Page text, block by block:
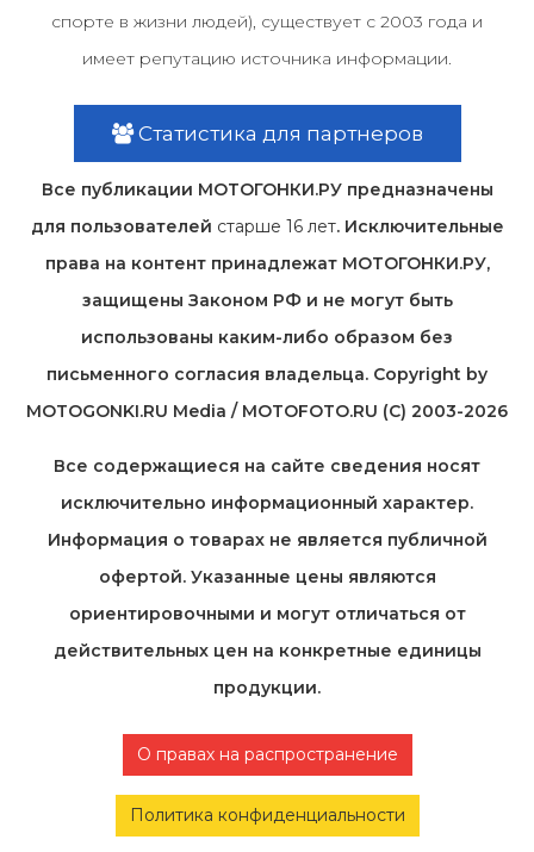
спорте в жизни людей), существует с 2003 года и
имеет репутацию источника информации.
Статистика для партнеров
Все публикации МОТОГОНКИ.РУ предназначены
для пользователей старше 16 лет. Исключительные
права на контент принадлежат МОТОГОНКИ.РУ,
защищены Законом РФ и не могут быть
использованы каким-либо образом без
письменного согласия владельца. Copyright by
MOTOGONKI.RU Media / MOTOFOTO.RU (C) 2003-2026
Все содержащиеся на cайте сведения носят
исключительно информационный характер.
Информация о товарах не является публичной
офертой. Указанные цены являются
ориентировочными и могут отличаться от
действительных цен на конкретные единицы
продукции.
О правах на распространение
Политика конфиденциальности